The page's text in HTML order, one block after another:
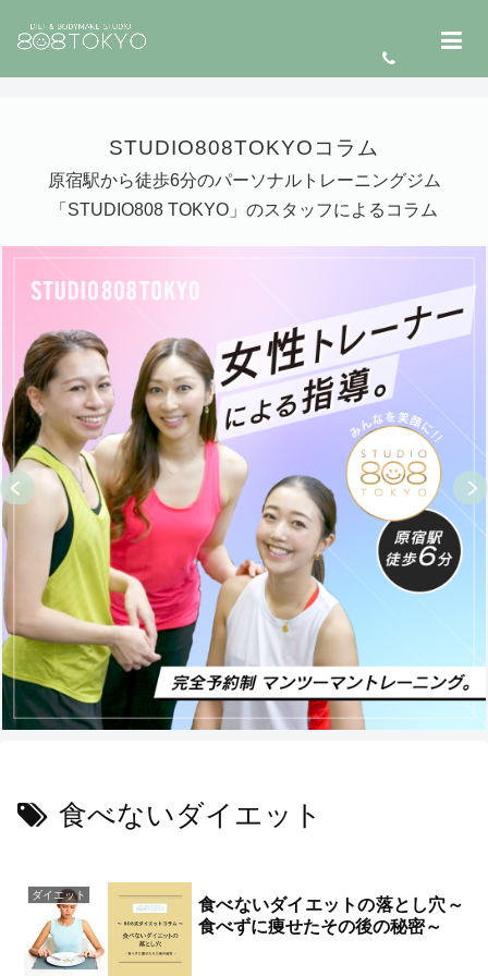
STUDIO808TOKYOコラム
原宿駅から徒歩6分のパーソナルトレーニングジム
「STUDIO808 TOKYO」のスタッフによるコラム
食べないダイエット
ダイエット
食べないダイエットの落とし穴～
食べずに痩せたその後の秘密～